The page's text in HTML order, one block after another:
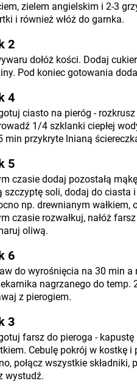
zielem angielskim i 2-3
i również włóż do garnka.
2
dołóż kości. Dodaj
Pod koniec gotowania
4
ciasto na pieróg -
1/4 szklanki ciepłej
min przykryte lnianą
5
czasie dodaj pozostałą
szczyptę soli, dodaj do ciasta
np. drewnianym
czasie rozwałkuj, nałóż
oliwą.
6
do wyrośnięcia na 30 min
nagrzanego do temp.
z pierogiem.
3
farsz do pieroga -
Cebulę pokrój w kostkę
połącz wszystkie
wystudź.